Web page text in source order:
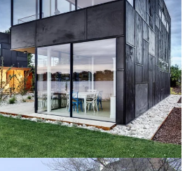
BILD ÖFFNEN